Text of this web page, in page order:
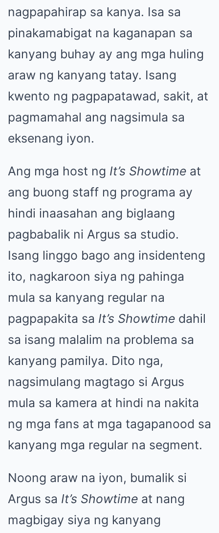
nagpapahirap sa kanya. Isa sa
pinakamabigat na kaganapan sa
kanyang buhay ay ang mga huling
araw ng kanyang tatay. Isang
kwento ng pagpapatawad, sakit, at
pagmamahal ang nagsimula sa
eksenang iyon.
Ang mga host ng It’s Showtime at
ang buong staff ng programa ay
hindi inaasahan ang biglaang
pagbabalik ni Argus sa studio.
Isang linggo bago ang insidenteng
ito, nagkaroon siya ng pahinga
mula sa kanyang regular na
pagpapakita sa It’s Showtime dahil
sa isang malalim na problema sa
kanyang pamilya. Dito nga,
nagsimulang magtago si Argus
mula sa kamera at hindi na nakita
ng mga fans at mga tagapanood sa
kanyang mga regular na segment.
Noong araw na iyon, bumalik si
Argus sa It’s Showtime at nang
magbigay siya ng kanyang